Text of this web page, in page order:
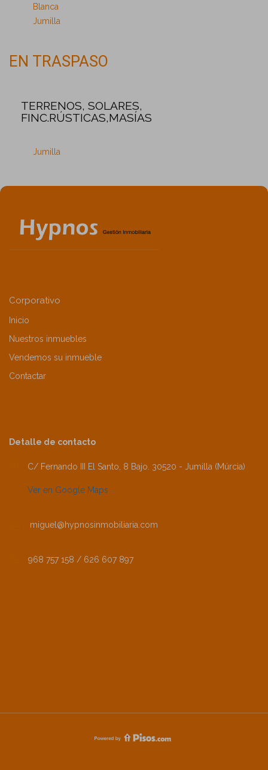
Blanca
Jumilla
EN TRASPASO
TERRENOS, SOLARES,
FINC.RÚSTICAS,MASÍAS
Jumilla
Corporativo
Inicio
Nuestros inmuebles
Vendemos su inmueble
Contactar
Detalle de contacto
C/ Fernando III El Santo, 8 Bajo. 30520 - Jumilla (Múrcia)
Ver en Google Maps
miguel@hypnosinmobiliaria.com
968 757 158 / 626 607 897